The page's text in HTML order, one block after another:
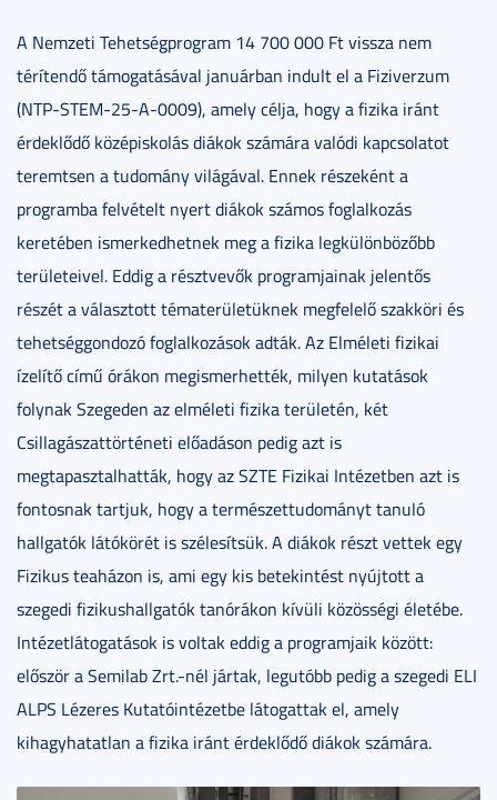
A Nemzeti Tehetségprogram 14 700 000 Ft vissza nem
térítendő támogatásával januárban indult el a Fiziverzum
(NTP-STEM-25-A-0009), amely célja, hogy a fizika iránt
érdeklődő középiskolás diákok számára valódi kapcsolatot
teremtsen a tudomány világával. Ennek részeként a
programba felvételt nyert diákok számos foglalkozás
keretében ismerkedhetnek meg a fizika legkülönbözőbb
területeivel. Eddig a résztvevők programjainak jelentős
részét a választott tématerületüknek megfelelő szakköri és
tehetséggondozó foglalkozások adták. Az Elméleti fizikai
ízelítő című órákon megismerhették, milyen kutatások
folynak Szegeden az elméleti fizika területén, két
Csillagászattörténeti előadáson pedig azt is
megtapasztalhatták, hogy az SZTE Fizikai Intézetben azt is
fontosnak tartjuk, hogy a természettudományt tanuló
hallgatók látókörét is szélesítsük. A diákok részt vettek egy
Fizikus teaházon is, ami egy kis betekintést nyújtott a
szegedi fizikushallgatók tanórákon kívüli közösségi életébe.
Intézetlátogatások is voltak eddig a programjaik között:
először a Semilab Zrt.-nél jártak, legutóbb pedig a szegedi ELI
ALPS Lézeres Kutatóintézetbe látogattak el, amely
kihagyhatatlan a fizika iránt érdeklődő diákok számára.